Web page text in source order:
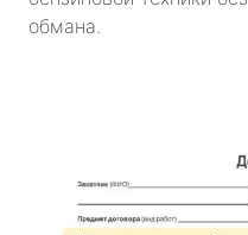
обмана.